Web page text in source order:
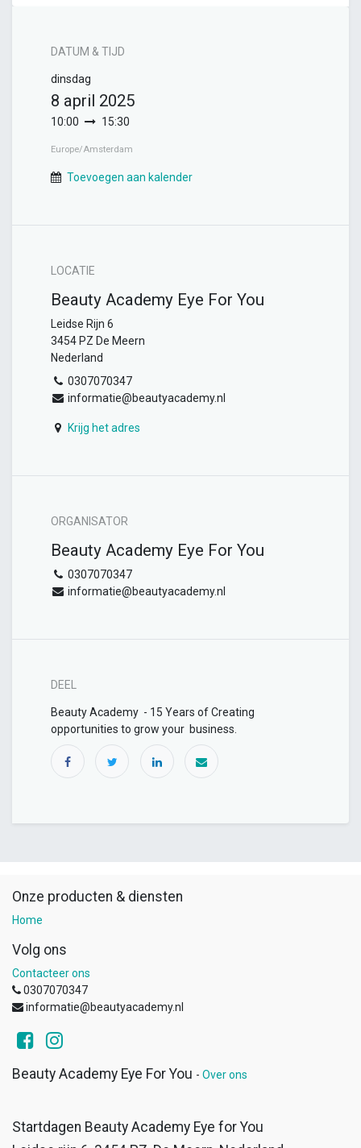
DATUM & TIJD
dinsdag
8 april 2025
10:00 15:30
Europe/Amsterdam
Toevoegen aan kalender
LOCATIE
Beauty Academy Eye For You
Leidse Rijn 6
3454 PZ De Meern
Nederland
0307070347
informatie@beautyacademy.nl
Krijg het adres
ORGANISATOR
Beauty Academy Eye For You
0307070347
informatie@beautyacademy.nl
DEEL
Beauty Academy - 15 Years of Creating
opportunities to grow your business.
Onze producten & diensten
Home
Volg ons
Contacteer ons
0307070347
informatie@beautyacademy.nl
Beauty Academy Eye For You - Over ons
Startdagen Beauty Academy Eye for You